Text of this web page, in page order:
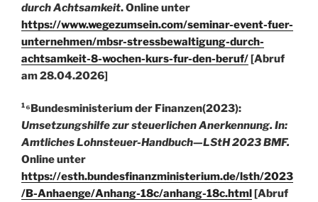
durch Achtsamkeit. Online unter
https://www.wegezumsein.com/seminar-event-fuer-
unternehmen/mbsr-stressbewaltigung-durch-
achtsamkeit-8-wochen-kurs-fur-den-beruf/[Abruf
am 28.04.2026]
¹⁶Bundesministerium der Finanzen(2023):
Umsetzungshilfe zur steuerlichen Anerkennung. In:
Amtliches Lohnsteuer-Handbuch—LStH 2023BMF.
Online unter
https://esth.bundesfinanzministerium.de/lsth/2023
/B-Anhaenge/Anhang-18c/anhang-18c.html[Abruf